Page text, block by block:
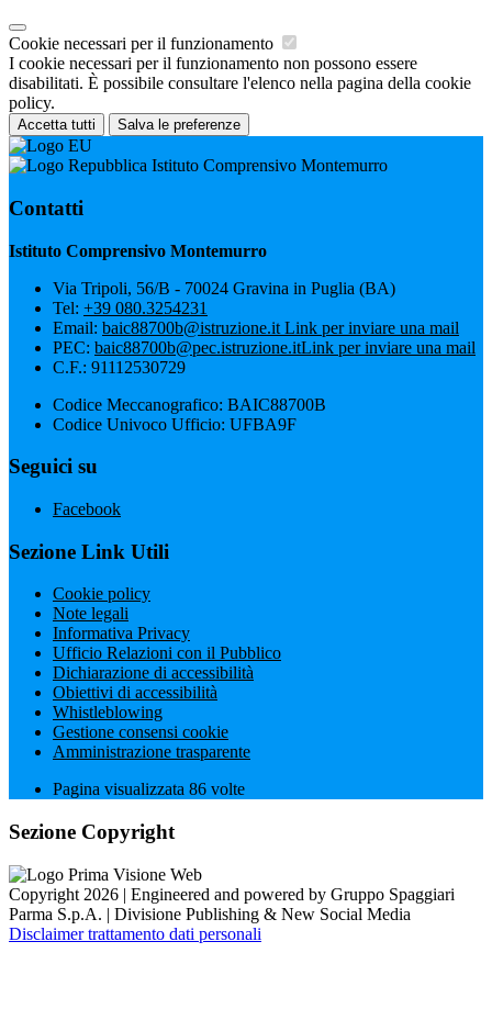
Cookie necessari per il funzionamento
I cookie necessari per il funzionamento non possono essere
disabilitati. È possibile consultare l'elenco nella pagina della cookie
policy.
Accetta tutti Salva le preferenze
Istituto Comprensivo Montemurro
Contatti
Istituto Comprensivo Montemurro
Via Tripoli, 56/B - 70024 Gravina in Puglia (BA)
Tel: +39 080.3254231
Email: baic88700b@istruzione.it Link per inviare una mail
PEC: baic88700b@pec.istruzione.itLink per inviare una mail
C.F.: 91112530729
Codice Meccanografico: BAIC88700B
Codice Univoco Ufficio: UFBA9F
Seguici su
Facebook
Sezione Link Utili
Cookie policy
Note legali
Informativa Privacy
Ufficio Relazioni con il Pubblico
Dichiarazione di accessibilità
Obiettivi di accessibilità
Whistleblowing
Gestione consensi cookie
Amministrazione trasparente
Pagina visualizzata 86 volte
Sezione Copyright
Copyright 2026 | Engineered and powered by Gruppo Spaggiari
Parma S.p.A. | Divisione Publishing & New Social Media
Disclaimer trattamento dati personali